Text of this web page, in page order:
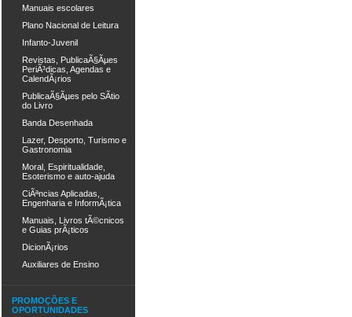
Manuais escolares
Plano Nacional de Leitura
Infanto-Juvenil
Revistas, PublicaÃ§Ãµes
PeriÃ³dicas, Agendas e
CalendÃ¡rios
PublicaÃ§Ãµes pelo SÃ­tio
do Livro
Banda Desenhada
Lazer, Desporto, Turismo e
Gastronomia
Moral, Espiritualidade,
Esoterismo e auto-ajuda
CiÃªncias Aplicadas,
Engenharia e InformÃ¡tica
Manuais, Livros tÃ©cnicos
e Guias prÃ¡ticos
DicionÃ¡rios
Auxiliares de Ensino
PROMOÇÕES E
OPORTUNIDADES